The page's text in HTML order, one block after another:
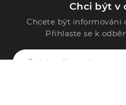
Chci být v
Chcete být informováni
Přihlaste se k